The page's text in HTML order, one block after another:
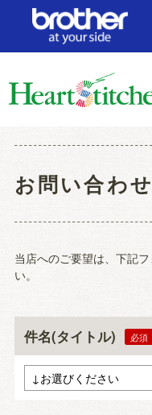
お問い合わせ
当店へのご要望は、下記
い。
件名(タイトル)
ログイン/新規会員登録
ジャンルから探す